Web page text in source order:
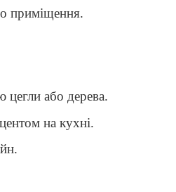
приміщення.
цегли або дерева.
на кухні.